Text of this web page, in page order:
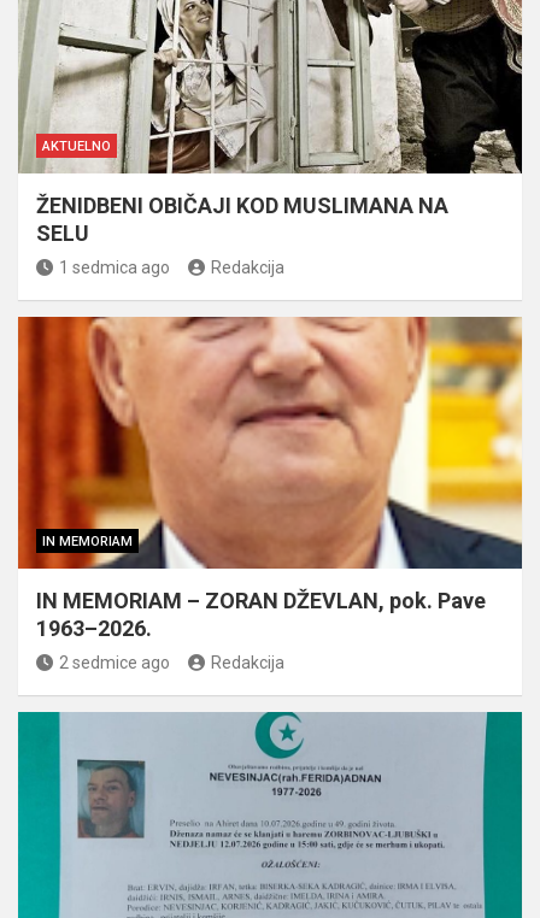
AKTUELNO
ŽENIDBENI OBIČAJI KOD MUSLIMANA NA
SELU
1 sedmica ago Redakcija
IN MEMORIAM
IN MEMORIAM – ZORAN DŽEVLAN, pok. Pave
1963–2026.
2 sedmice ago Redakcija